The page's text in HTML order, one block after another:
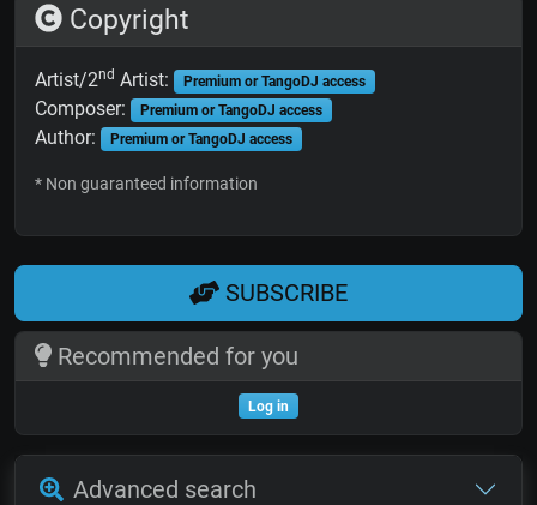
Copyright
Artist/2nd Artist: Premium or TangoDJ access
Composer: Premium or TangoDJ access
Author: Premium or TangoDJ access
* Non guaranteed information
SUBSCRIBE
Recommended for you
Log in
Advanced search